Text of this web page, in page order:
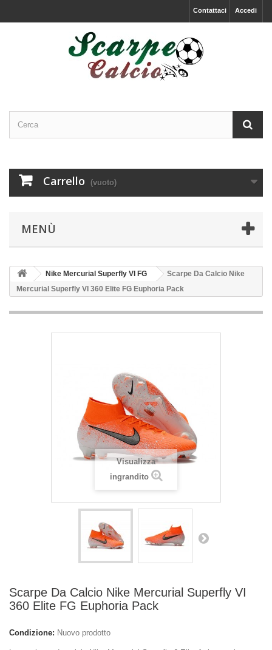
Accedi
Contattaci
Carrello (vuoto)
MENÙ
Nike Mercurial Superfly VI FG
Scarpe Da Calcio Nike
Mercurial Superfly VI 360 Elite FG Euphoria Pack
Visualizza
ingrandito
Scarpe Da Calcio Nike Mercurial Superfly VI
360 Elite FG Euphoria Pack
Condizione: Nuovo prodotto